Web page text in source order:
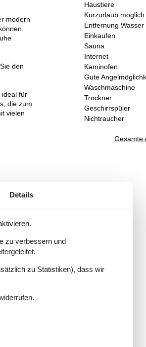
Haustiere
Kurzurlaub möglich
Entfernung Wasser
Einkaufen
Sauna
Internet
Kaminofen
Gute
Waschmaschine
Trockner
Geschirrspüler
Nichtraucher
Gesamte
modern
den
ideal für
die zum
vielen
Details
zu verbessern und
zu Statistiken), dass wir